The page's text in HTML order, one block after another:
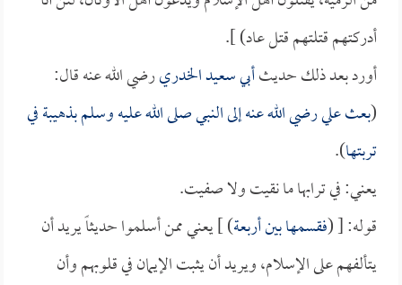
أدركتهم قتلتهم قتل عاد) ].
أورد بعد ذلك حديثأبي سعيد الخدريرضي الله عنه قال:
(بعثعليرضي الله عنه إلى النبي صلى الله عليه وسلم بذهيبة في
تربتها).
يعني: في ترابها ما نقيت ولا صفيت.
قوله: [ (فقسمها بين أربعة) ] يعني ممن أسلموا حديثاً يريد أن
يتألفهم على الإسلام، ويريد أن يثبت الإيمان في قلوبهم وأن